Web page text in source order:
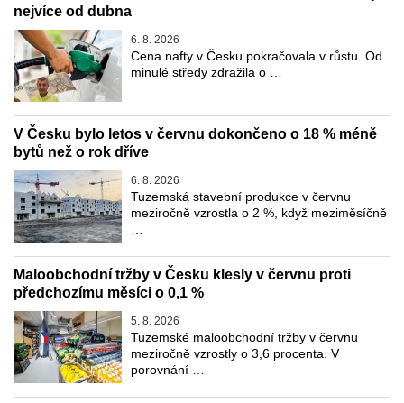
nejvíce od dubna
6. 8. 2026
Cena nafty v Česku pokračovala v růstu. Od
minulé středy zdražila o …
V Česku bylo letos v červnu dokončeno o 18 % méně
bytů než o rok dříve
6. 8. 2026
Tuzemská stavební produkce v červnu
meziročně vzrostla o 2 %, když meziměsíčně
…
Maloobchodní tržby v Česku klesly v červnu proti
předchozímu měsíci o 0,1 %
5. 8. 2026
Tuzemské maloobchodní tržby v červnu
meziročně vzrostly o 3,6 procenta. V
porovnání …